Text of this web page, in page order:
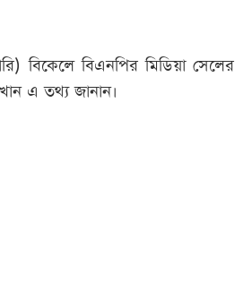
বিকেলে বিএনপির মিডিয়া সেলের
এ তথ্য জানান।